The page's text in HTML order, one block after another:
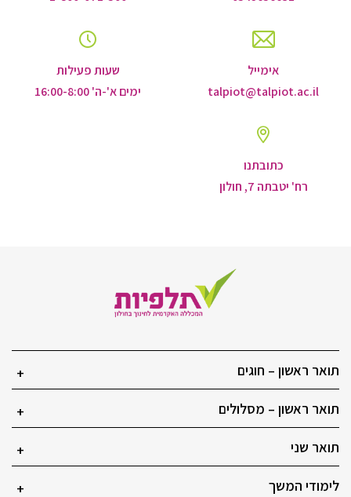
אימייל
talpiot@talpiot.ac.il
שעות פעילות
ימים א'-ה' 16:00-8:00
כתובתנו
רח' יטבתה 7, חולון
תואר ראשון – חוגים
+
תואר ראשון – מסלולים
+
תואר שני
+
לימודי המשך
+